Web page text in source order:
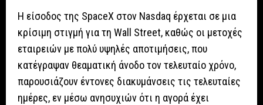
Η είσοδος της SpaceX στον Nasdaq έρχεται σε μια
κρίσιμη στιγμή για τη Wall Street, καθώς οι μετοχές
εταιρειών με πολύ υψηλές αποτιμήσεις, που
κατέγραψαν θεαματική άνοδο τον τελευταίο χρόνο,
παρουσιάζουν έντονες διακυμάνσεις τις τελευταίες
ημέρες, εν μέσω ανησυχιών ότι η αγορά έχει